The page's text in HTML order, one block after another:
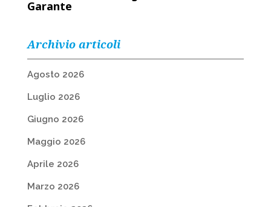
Garante
Archivio articoli
Agosto 2026
Luglio 2026
Giugno 2026
Maggio 2026
Aprile 2026
Marzo 2026